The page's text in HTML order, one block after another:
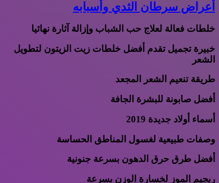
أعراض سرطان الثدي وأسبابه
خلطات فعالة لعلاج حب الشباب وإزالة آثارة نهائيا
خبيرة تجميل تقدم أفضل خلطات زيت الزيتون لتطويل
الشعر
طريقة تنعيم الشعر المجعد
أفضل صابونة للبشرة الجافة
أسماء أولاد جديدة 2019
وصفات طبيعية لغسول المناطق الحساسة
أفضل طرق حرق الدهون بسرعة جنونية
ريجيم الموز لخسارة الوزن بسرعة